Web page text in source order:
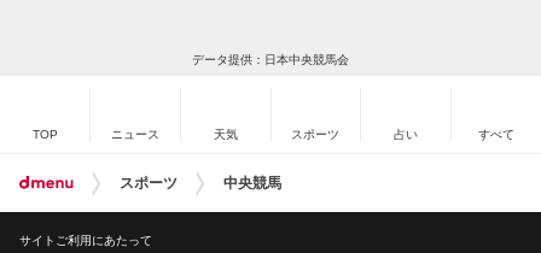
データ提供：日本中央競馬会
TOP ニュース 天気 スポーツ 占い すべて
スポーツ 中央競馬
サイトご利用にあたって